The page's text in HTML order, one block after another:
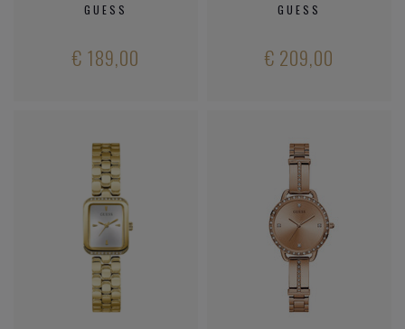
GUESS
€ 189,00
GUESS
€ 209,00